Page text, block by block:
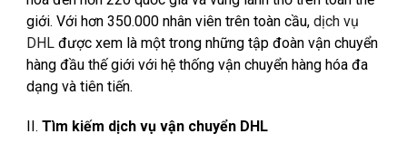
giới. Với hơn 350.000 nhân viên trên toàn cầu,dịch vụ
DHL được xem là một trong những tập đoàn vận chuyển
hàng đầu thế giới với hệ thống vận chuyển hàng hóa đa
dạng và tiên tiến.
II.Tìm kiếm dịch vụ vận chuyển DHL